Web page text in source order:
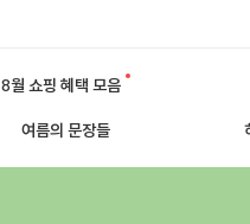
8월 쇼핑 혜택 모음
여름의 문장들